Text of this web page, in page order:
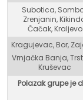
Subotica,
Zrenjanin,
Čačak, Kraljevo
Kragujevac, Bor,
Vrnjačka Banja,
Kruševac
Polazak grupe je